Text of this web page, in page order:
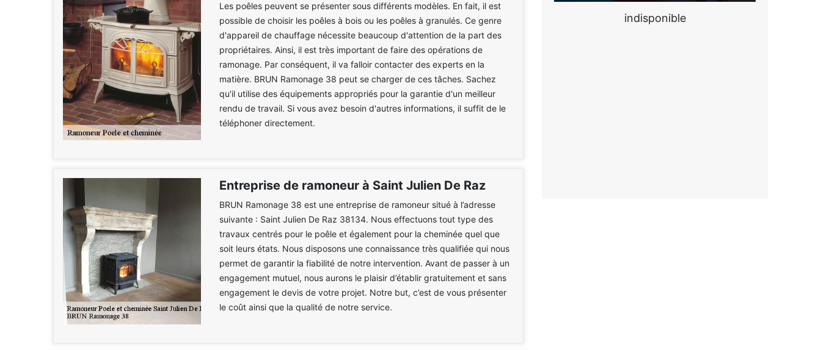
Les poêles peuvent se présenter sous différents modèles. En fait, il est
possible de choisir les poêles à bois ou les poêles à granulés. Ce genre
d'appareil de chauffage nécessite beaucoup d'attention de la part des
propriétaires. Ainsi, il est très important de faire des opérations de
ramonage. Par conséquent, il va falloir contacter des experts en la
matière. BRUN Ramonage 38 peut se charger de ces tâches. Sachez
qu'il utilise des équipements appropriés pour la garantie d'un meilleur
rendu de travail. Si vous avez besoin d'autres informations, il suffit de le
téléphoner directement.
Entreprise de ramoneur à Saint Julien De Raz
BRUN Ramonage 38 est une entreprise de ramoneur situé à l’adresse
suivante : Saint Julien De Raz 38134. Nous effectuons tout type des
travaux centrés pour le poêle et également pour la cheminée quel que
soit leurs états. Nous disposons une connaissance très qualifiée qui nous
permet de garantir la fiabilité de notre intervention. Avant de passer à un
engagement mutuel, nous aurons le plaisir d’établir gratuitement et sans
engagement le devis de votre projet. Notre but, c’est de vous présenter
le coût ainsi que la qualité de notre service.
indisponible